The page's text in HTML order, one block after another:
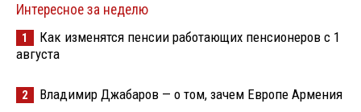
Интересное за неделю
1
Как изменятся пенсии работающих пенсионеров с 1
августа
2 Владимир Джабаров — о том, зачем Европе Армения